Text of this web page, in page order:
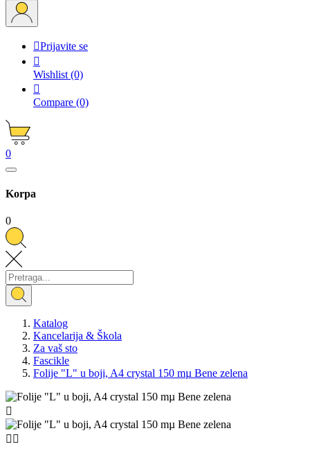
Prijavite se

Wishlist (0)

Compare (0)
0
Korpa
0
Katalog
Kancelarija & Škola
Za vaš sto
Fascikle
Folije "L" u boji, A4 crystal 150 mµ Bene zelena

 